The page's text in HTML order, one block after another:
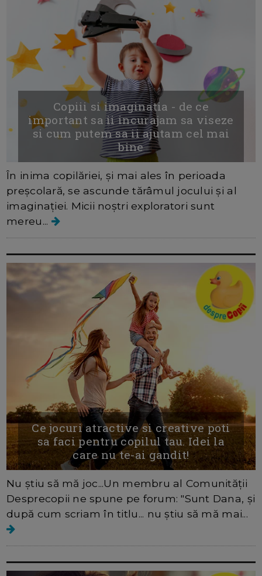
Copiii si imaginatia - de ce
important sa ii incurajam sa viseze
si cum putem sa ii ajutam cel mai
bine
În inima copilăriei, și mai ales în perioada
preșcolară, se ascunde tărâmul jocului și al
imaginației. Micii noștri exploratori sunt
mereu...
Ce jocuri atractive si creative poti
sa faci pentru copilul tau. Idei la
care nu te-ai gandit!
Nu știu să mă joc...Un membru al Comunității
Desprecopii ne spune pe forum: "Sunt Dana, și
după cum scriam în titlu... nu știu să mă mai...